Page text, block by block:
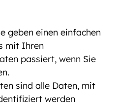
geben einen einfachen
mit Ihren
passiert, wenn Sie
sind alle Daten, mit
werden